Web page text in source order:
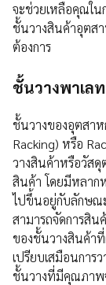
จะช่วยเหลือคุณใน
ชั้นวางสินค้าอุตส
ต้องการ
ชั้นวางพาเล
ชั้นวางของอุตสา
Racking) หรือ
วางสินค้าหรือวัสดุ
สินค้า โดยมีหลาก
ไปขึ้นอยู่กับลักษณะ
สามารถจัดการสิ
ของชั้นวางสินค้า
เปรียบเสมือนการ
ชั้นวางที่มีคุณภาพ